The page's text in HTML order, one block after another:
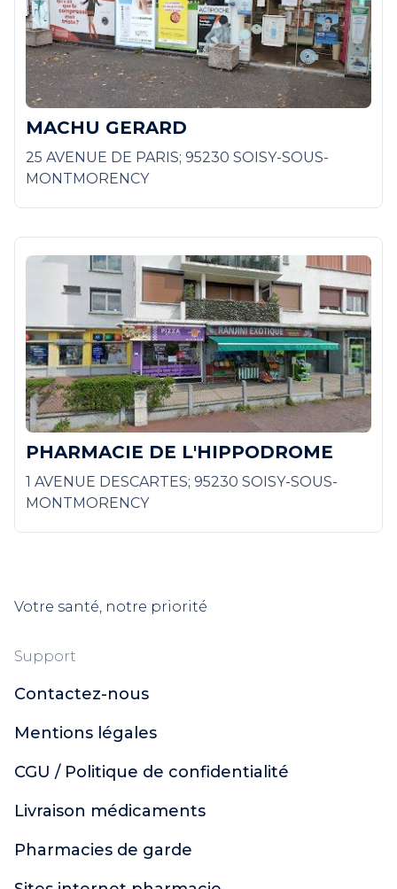
MACHU GERARD
25 AVENUE DE PARIS; 95230 SOISY-SOUS-
MONTMORENCY
PHARMACIE DE L'HIPPODROME
1 AVENUE DESCARTES; 95230 SOISY-SOUS-
MONTMORENCY
Votre santé, notre priorité
Support
Contactez-nous
Mentions légales
CGU / Politique de confidentialité
Livraison médicaments
Pharmacies de garde